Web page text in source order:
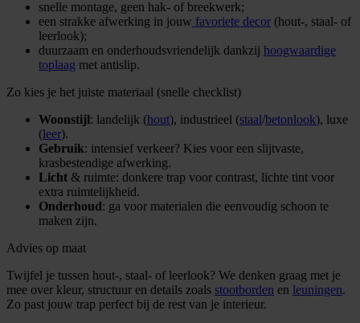
snelle montage, geen hak- of breekwerk;
een strakke afwerking in jouw favoriete decor (hout-, staal- of
leerlook);
duurzaam en onderhoudsvriendelijk dankzij hoogwaardige
toplaag met antislip.
Zo kies je het juiste materiaal (snelle checklist)
Woonstijl: landelijk (hout), industrieel (staal/betonlook), luxe
(leer).
Gebruik: intensief verkeer? Kies voor een slijtvaste,
krasbestendige afwerking.
Licht & ruimte: donkere trap voor contrast, lichte tint voor
extra ruimtelijkheid.
Onderhoud: ga voor materialen die eenvoudig schoon te
maken zijn.
Advies op maat
Twijfel je tussen hout-, staal- of leerlook? We denken graag met je
mee over kleur, structuur en details zoals stootborden en leuningen.
Zo past jouw trap perfect bij de rest van je interieur.